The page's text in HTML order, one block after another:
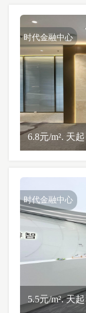
时代金融中心
6.8元/m². 天
时代金融中心
5.5元/m². 天